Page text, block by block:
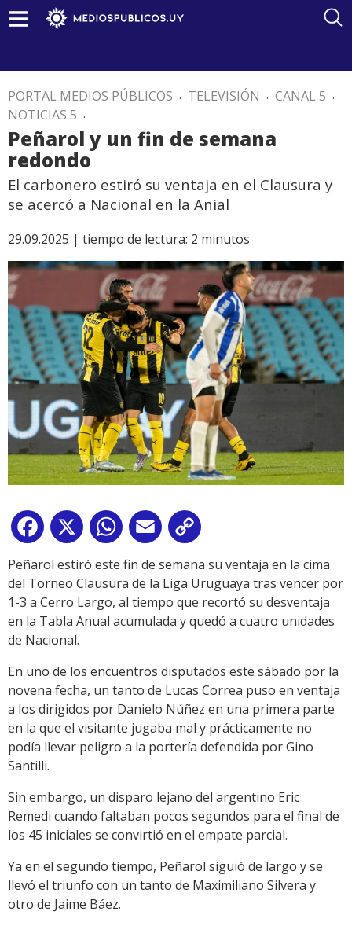
PORTAL MEDIOS PÚBLICOS . TELEVISIÓN . CANAL 5 .
NOTICIAS 5 .
Peñarol y un fin de semana
redondo
El carbonero estiró su ventaja en el Clausura y
se acercó a Nacional en la Anial
29.09.2025 | tiempo de lectura: 2 minutos
Facebook
X WhatsApp
Email
Link
Peñarol estiró este fin de semana su ventaja en la cima
del Torneo Clausura de la Liga Uruguaya tras vencer por
1-3 a Cerro Largo, al tiempo que recortó su desventaja
en la Tabla Anual acumulada y quedó a cuatro unidades
de Nacional.
En uno de los encuentros disputados este sábado por la
novena fecha, un tanto de Lucas Correa puso en ventaja
a los dirigidos por Danielo Núñez en una primera parte
en la que el visitante jugaba mal y prácticamente no
podía llevar peligro a la portería defendida por Gino
Santilli.
Sin embargo, un disparo lejano del argentino Eric
Remedi cuando faltaban pocos segundos para el final de
los 45 iniciales se convirtió en el empate parcial.
Ya en el segundo tiempo, Peñarol siguió de largo y se
llevó el triunfo con un tanto de Maximiliano Silvera y
otro de Jaime Báez.